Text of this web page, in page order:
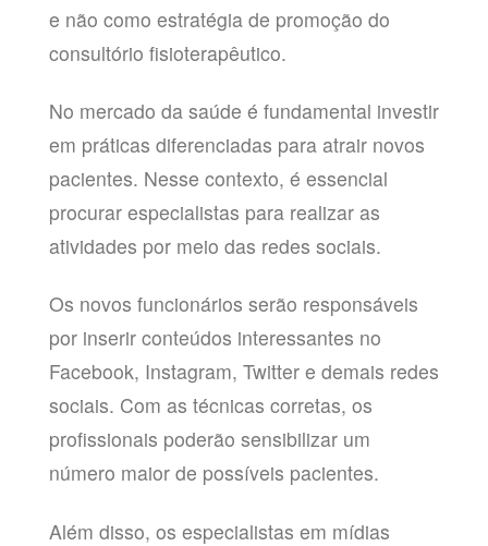
e não como estratégia de promoção do
consultório fisioterapêutico.
No mercado da saúde é fundamental investir
em práticas diferenciadas para atrair novos
pacientes. Nesse contexto, é essencial
procurar especialistas para realizar as
atividades por meio das redes sociais.
Os novos funcionários serão responsáveis
por inserir conteúdos interessantes no
Facebook, Instagram, Twitter e demais redes
sociais. Com as técnicas corretas, os
profissionais poderão sensibilizar um
número maior de possíveis pacientes.
Além disso, os especialistas em mídias